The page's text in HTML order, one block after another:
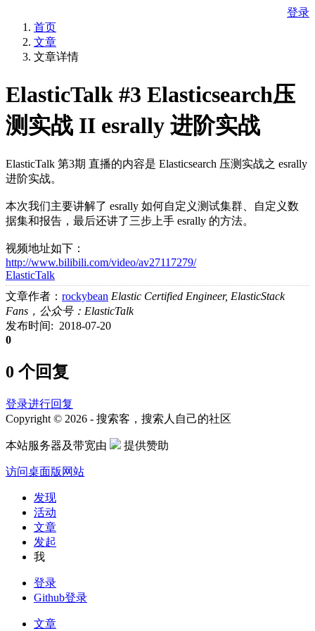
登录
首页
文章
文章详情
ElasticTalk #3 Elasticsearch压
测实战 II esrally 进阶实战
ElasticTalk 第3期 直播的内容是 Elasticsearch 压测实战之 esrally
进阶实战。
本次我们主要讲解了 esrally 如何自定义测试集群、自定义数
据集和报告，最后还讲了三步上手 esrally 的方法。
视频地址如下：
http://www.bilibili.com/video/av27117279/
ElasticTalk
文章作者： rockybean Elastic Certified Engineer, ElasticStack
Fans，公众号：ElasticTalk
发布时间: 2018-07-20
0
0 个回复
登录进行回复
Copyright © 2026 - 搜索客，搜索人自己的社区
本站服务器及带宽由 提供赞助
访问桌面版网站
发现
活动
文章
发起
我
登录
Github登录
文章